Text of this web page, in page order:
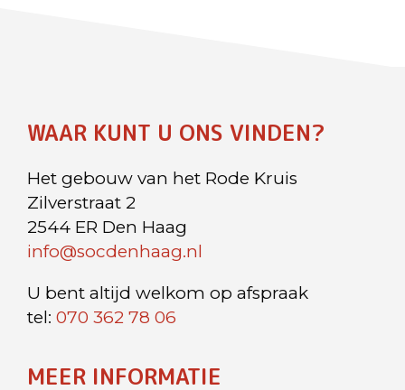
WAAR KUNT U ONS VINDEN?
Het gebouw van het Rode Kruis
Zilverstraat 2
2544 ER Den Haag
info@socdenhaag.nl
U bent altijd welkom op afspraak
tel: 070 362 78 06
MEER INFORMATIE